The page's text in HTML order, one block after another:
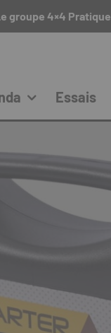
groupe 4×4 Pratique
Essais